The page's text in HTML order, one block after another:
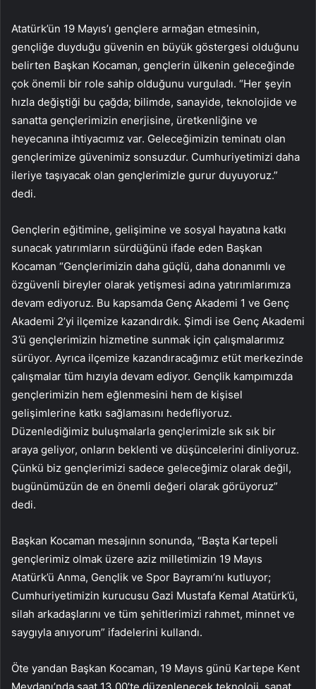
Atatürk’ün 19 Mayıs’ı gençlere armağan etmesinin,
gençliğe duyduğu güvenin en büyük göstergesi olduğunu
belirten Başkan Kocaman, gençlerin ülkenin geleceğinde
çok önemli bir role sahip olduğunu vurguladı. “Her şeyin
hızla değiştiği bu çağda; bilimde, sanayide, teknolojide ve
sanatta gençlerimizin enerjisine, üretkenliğine ve
heyecanına ihtiyacımız var. Geleceğimizin teminatı olan
gençlerimize güvenimiz sonsuzdur. Cumhuriyetimizi daha
ileriye taşıyacak olan gençlerimizle gurur duyuyoruz.”
dedi.
Gençlerin eğitimine, gelişimine ve sosyal hayatına katkı
sunacak yatırımların sürdüğünü ifade eden Başkan
Kocaman “Gençlerimizin daha güçlü, daha donanımlı ve
özgüvenli bireyler olarak yetişmesi adına yatırımlarımıza
devam ediyoruz. Bu kapsamda Genç Akademi 1 ve Genç
Akademi 2’yi ilçemize kazandırdık. Şimdi ise Genç Akademi
3’ü gençlerimizin hizmetine sunmak için çalışmalarımız
sürüyor. Ayrıca ilçemize kazandıracağımız etüt merkezinde
çalışmalar tüm hızıyla devam ediyor. Gençlik kampımızda
gençlerimizin hem eğlenmesini hem de kişisel
gelişimlerine katkı sağlamasını hedefliyoruz.
Düzenlediğimiz buluşmalarla gençlerimizle sık sık bir
araya geliyor, onların beklenti ve düşüncelerini dinliyoruz.
Çünkü biz gençlerimizi sadece geleceğimiz olarak değil,
bugünümüzün de en önemli değeri olarak görüyoruz”
dedi.
Başkan Kocaman mesajının sonunda, “Başta Kartepeli
gençlerimiz olmak üzere aziz milletimizin 19 Mayıs
Atatürk’ü Anma, Gençlik ve Spor Bayramı’nı kutluyor;
Cumhuriyetimizin kurucusu Gazi Mustafa Kemal Atatürk’ü,
silah arkadaşlarını ve tüm şehitlerimizi rahmet, minnet ve
saygıyla anıyorum” ifadelerini kullandı.
Öte yandan Başkan Kocaman, 19 Mayıs günü Kartepe Kent